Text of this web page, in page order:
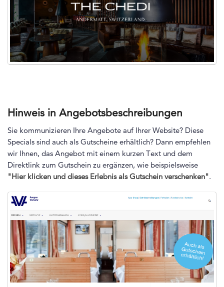
Hinweis in Angebotsbeschreibungen
Sie kommunizieren Ihre Angebote auf Ihrer Website? Diese
Specials sind auch als Gutscheine erhältlich? Dann empfehlen
wir Ihnen, das Angebot mit einem kurzen Text und dem
Direktlink zum Gutschein zu ergänzen, wie beispielsweise
"Hier klicken und dieses Erlebnis als Gutschein verschenken".